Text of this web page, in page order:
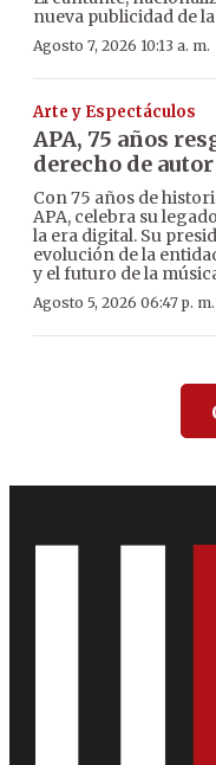
nueva publicidad de
Agosto 7, 2026 10:13 a. m.
Arte y Espectáculos
APA, 75 años
derecho de
Con 75 años de
APA, celebra su
la era digital. Su
evolución de la
y el futuro de la
Agosto 5, 2026 06:47 p. m.